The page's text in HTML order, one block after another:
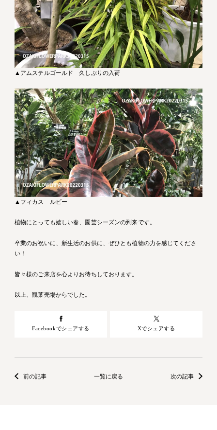
▲アムステルゴールド 久しぶりの入荷
▲フィカス ルビー
植物にとっても嬉しい春、園芸シーズンの到来です。
卒業のお祝いに、新生活のお供に、ぜひとも植物の力を感じてくださ
い！
皆々様のご来店を心よりお待ちしております。
以上、観葉売場からでした。
Facebookでシェアする Xでシェアする
前の記事 一覧に戻る 次の記事